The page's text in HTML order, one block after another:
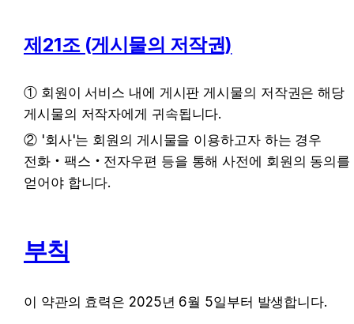
제21조 (게시물의 저작권)
① 회원이 서비스 내에 게시판 게시물의 저작권은 해당
게시물의 저작자에게 귀속됩니다.
② '회사'는 회원의 게시물을 이용하고자 하는 경우
전화‧팩스‧전자우편 등을 통해 사전에 회원의 동의를
얻어야 합니다.
부칙
이 약관의 효력은 2025년 6월 5일부터 발생합니다.